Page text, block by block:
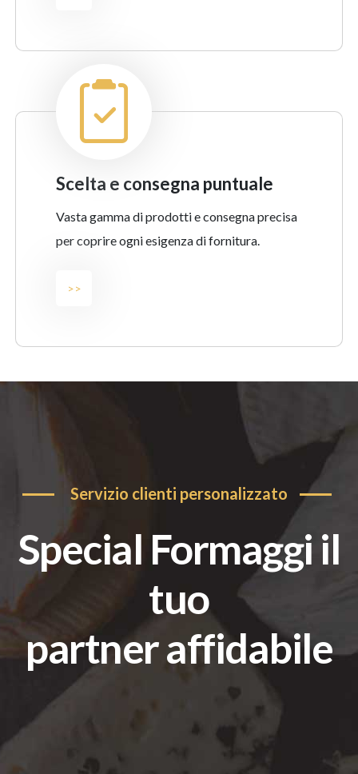
scelta e consegna puntuale
Vasta gamma di prodotti e consegna precisa
per coprire ogni esigenza di fornitura.
>>
servizio clienti personalizzato
special Formaggi il
tuo
partner affidabile